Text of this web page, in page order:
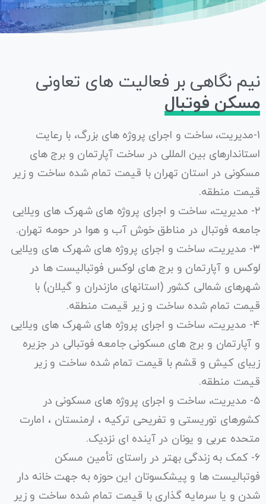
نیم نگاهی بر فعالیت های تعاونی
مسکن فوتبال
1- مدیریت، ساخت و اجرای پروژه های بزرگ، با رعایت
استاندارهای بین المللی در ساخت آپارتمان و برج های
مسکونی در استان تهران با قیمت تمام شده ساخت و زیر
قیمت منطقه.
۲- مدیریت، ساخت و اجرای پروژه های شهرک های ویلایی
جامعه فوتبال در مناطق خوش آب و هوا در حومه تهران.
۳- مدیریت، ساخت و اجرای پروژه های شهرک های ویلایی
لوکس و آپارتمان و برج های لوکس فوتبالیست ها در
شهرهای شمالی کشور (استانهای مازندران و گیلان) با
قیمت تمام شده ساخت و زیر قیمت منطقه.
۴- مدیریت، ساخت و اجرای پروژه های شهرک های ویلایی
و آپارتمان و برج های مسکونی جامعه فوتبالی در جزیره
زیبای کیش و قشم با قیمت تمام شده ساخت و زیر
قیمت منطقه.
۵- مدیریت، ساخت و اجرای پروژه های مسکونی در
کشورهای توریستی و تفریحی ترکیه ، ارمنستان ، امارت
متحده عربی و یونان در آینده ای نزدیک.
۶- کمک به زندگی بهتر در راستای تأمین مسکن
فوتبالیست ها و پیشکسوتان این حوزه به جهت خانه دار
شدن و یا سرمایه گذاری با قیمت تمام شده ساخت و زیر